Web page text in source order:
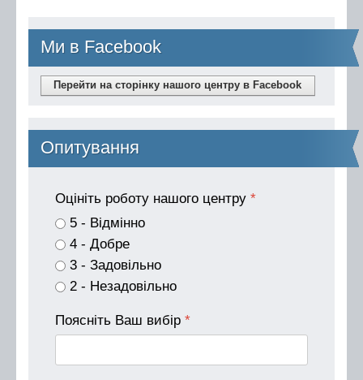
Ми в Facebook
Перейти на сторінку нашого центру в Facebook
Опитування
Оцініть роботу нашого центру *
5 - Відмінно
4 - Добре
3 - Задовільно
2 - Незадовільно
Поясніть Ваш вибір *